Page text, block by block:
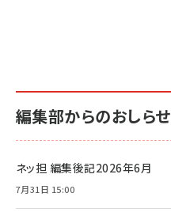
編集部からのおしらせ
ネッ担 編集後記2026年6月
7月31日 15:00